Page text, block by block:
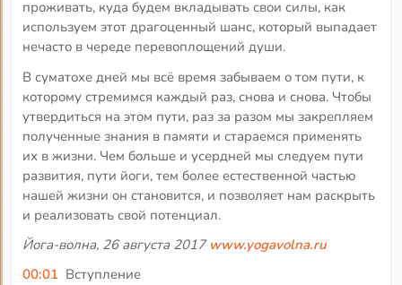
проживать, куда будем вкладывать свои силы, как
используем этот драгоценный шанс, который выпадает
нечасто в череде перевоплощений души.
В суматохе дней мы всё время забываем о том пути, к
которому стремимся каждый раз, снова и снова. Чтобы
утвердиться на этом пути, раз за разом мы закрепляем
полученные знания в памяти и стараемся применять
их в жизни. Чем больше и усердней мы следуем пути
развития, пути йоги, тем более естественной частью
нашей жизни он становится, и позволяет нам раскрыть
и реализовать свой потенциал.
Йога-волна, 26 августа 2017 www.yogavolna.ru
00:01 Вступление